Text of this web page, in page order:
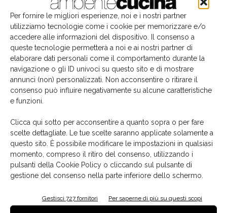
Per fornire le migliori esperienze, noi e i nostri partner
utilizziamo tecnologie come i cookie per memorizzare e/o
accedere alle informazioni del dispositivo. Il consenso a
queste tecnologie permetterà a noi e ai nostri partner di
elaborare dati personali come il comportamento durante la
navigazione o gli ID univoci su questo sito e di mostrare
annunci (non) personalizzati. Non acconsentire o ritirare il
consenso può influire negativamente su alcune caratteristiche
e funzioni.
Clicca qui sotto per acconsentire a quanto sopra o per fare
scelte dettagliate. Le tue scelte saranno applicate solamente a
questo sito. È possibile modificare le impostazioni in qualsiasi
momento, compreso il ritiro del consenso, utilizzando i
pulsanti della Cookie Policy o cliccando sul pulsante di
gestione del consenso nella parte inferiore dello schermo.
Gestisci 727 fornitori Per saperne di più su questi scopi
Il libro del mese